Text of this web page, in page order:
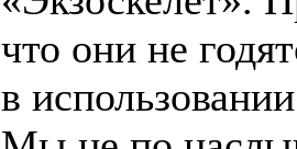
что они не
в